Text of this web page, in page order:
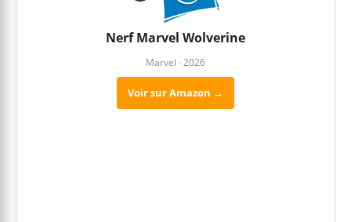
Nerf Marvel Wolverine
Marvel · 2026
Voir sur Amazon →